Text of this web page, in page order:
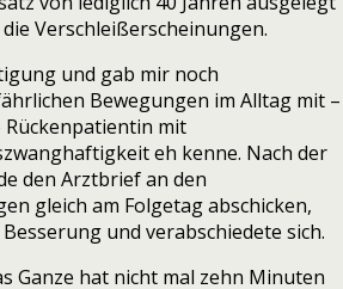
Verschleißerscheinungen.
und gab mir noch
Bewegungen im Alltag mit –
mit
eh kenne. Nach der
den Arztbrief an den
gleich am Folgetag abschicken,
und verabschiedete sich.
Ganze hat nicht mal zehn Minuten